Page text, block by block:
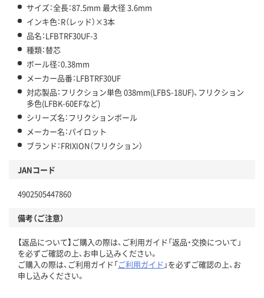
サイズ：全長：87.5mm 最大径 3.6mm
インキ色：R（レッド）×3本
品名：LFBTRF30UF-3
種類：替芯
ボール径：0.38mm
メーカー品番：LFBTRF30UF
対応製品：フリクション単色 038mm(LFBS-18UF)、フリクション
多色(LFBK-60EFなど)
シリーズ名：フリクションボール
メーカー名：パイロット
ブランド：FRIXION（フリクション）
JANコード
4902505447860
備考（ご注意）
【返品について】ご購入の際は、ご利用ガイド「返品・交換について」
を必ずご確認の上、お申し込みください。
ご購入の際は、ご利用ガイド「ご利用ガイド 」を必ずご確認の上、お
申し込みください。